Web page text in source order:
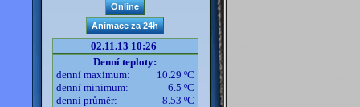
02.11.13 10:26
Denní teploty:
denní maximum:
10.29 ºC
denní minimum:
6.5 ºC
denní průměr:
8.53 ºC